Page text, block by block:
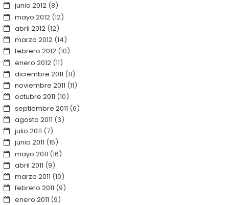
junio 2012(8)
mayo 2012(12)
abril 2012(12)
marzo 2012(14)
febrero 2012(10)
enero 2012(11)
diciembre 2011 (11)
noviembre 2011 (11)
octubre 2011 (10)
septiembre 2011 (6)
agosto 2011 (3)
julio 2011 (7)
junio 2011 (15)
mayo 2011 (16)
abril 2011 (9)
marzo 2011 (10)
febrero 2011 (9)
enero 2011 (9)